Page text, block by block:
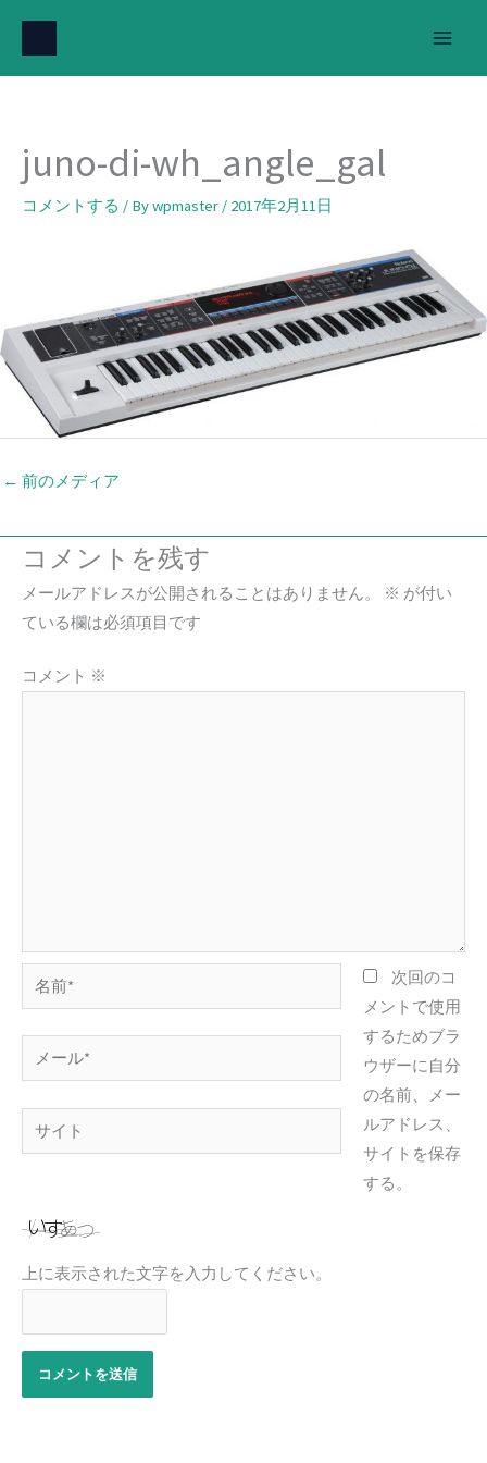
を
juno-di-wh_angle_gal
コメントする / Bywpmaster / 2017年2月11日
← 前のメディア
コメントを残す
メールアドレスが公開されることはありません。 ※ が付い
ている欄は必須項目です
コメント ※
前
*
ー
ル
イ
次回のコ
メントで使用
するためブラ
ウザーに自分
の名前、メー
ルアドレス、
サイトを保存
する。
上に表示された文字を入力してください。